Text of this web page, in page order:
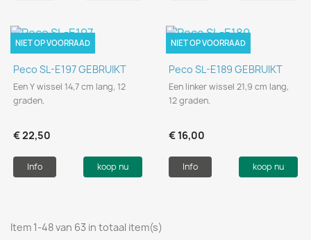
Peco SL-E197 GEBRUIKT
Een Y wissel 14,7 cm lang, 12
graden.
€ 22,50
Info koop nu
NIET OP VOORRAAD
Peco SL-E189 GEBRUIKT
Een linker wissel 21,9 cm lang,
12 graden.
€ 16,00
Info koop nu
NIET OP VOORRAAD
Item 1-48 van 63 in totaal item(s)